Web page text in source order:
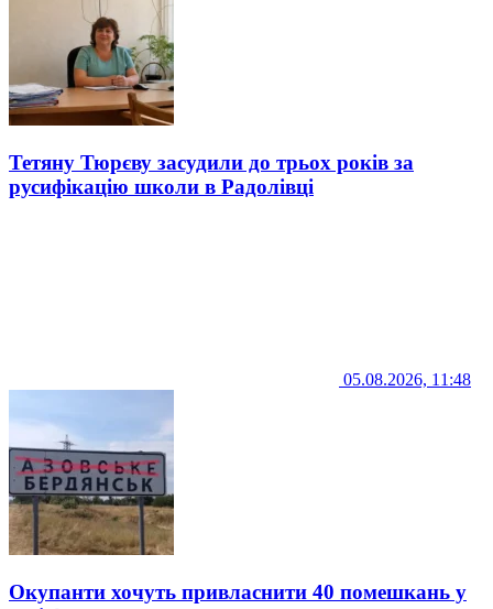
Тетяну Тюрєву засудили до трьох років за
русифікацію школи в Радолівці
05.08.2026, 11:48
Окупанти хочуть привласнити 40 помешкань у